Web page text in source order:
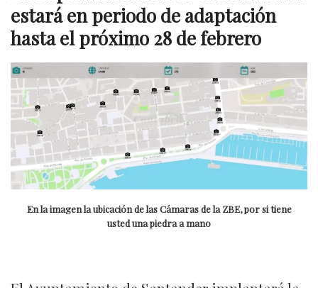
estará en periodo de adaptación
hasta el próximo 28 de febrero
En la imagen la ubicación de las Cámaras de la ZBE, por si tiene
usted una piedra a mano